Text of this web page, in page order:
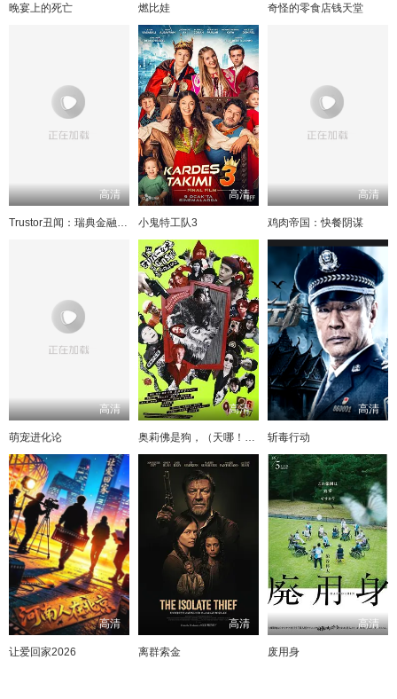
晚宴上的死亡 燃比娃 奇怪的零食店钱天堂
高清
Trustor丑闻：瑞典金融案内幕
高清
小鬼特工队3
高清
鸡肉帝国：快餐阴谋
高清
萌宠进化论
高清
奥莉佛是狗，（天哪！！）这家伙电影版
高清
斩毒行动
高清
让爱回家2026
高清
离群索金
高清
废用身